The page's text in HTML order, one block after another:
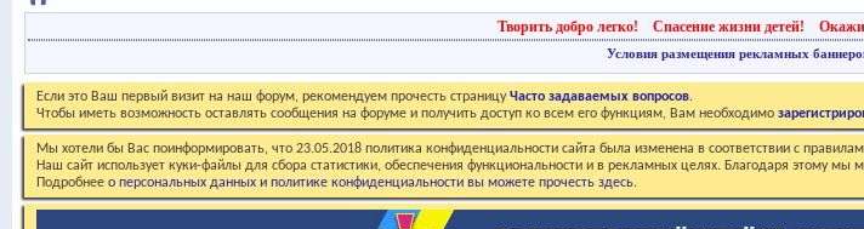
Творить добро легко! Спасение жизни детей! Окажи
Условия размещения рекламных
Если это Ваш первый визит на наш форум, рекомендуем прочесть страницуЧасто задаваемых вопросов.
Чтобы иметь возможность оставлять сообщения на форуме и получить доступ ко всем его функциям, Вам необходимо
Мы хотели бы Вас поинформировать, что 23.05.2018 политика конфиденциальности сайта была изменена в соответствии с
Наш сайт использует куки-файлы для сбора статистики, обеспечения функциональности и в рекламных целях. Благодаря этому мы
Подробнее о персональных данных и политике конфиденциальности вы можете прочесть здесь.